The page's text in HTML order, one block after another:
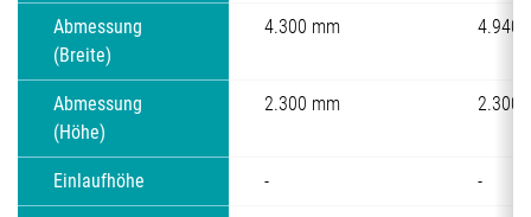
Abmessung
(Breite)
4.300 mm 4.940
Abmessung
(Höhe)
2.300 mm 2.300
Einlaufhöhe - -